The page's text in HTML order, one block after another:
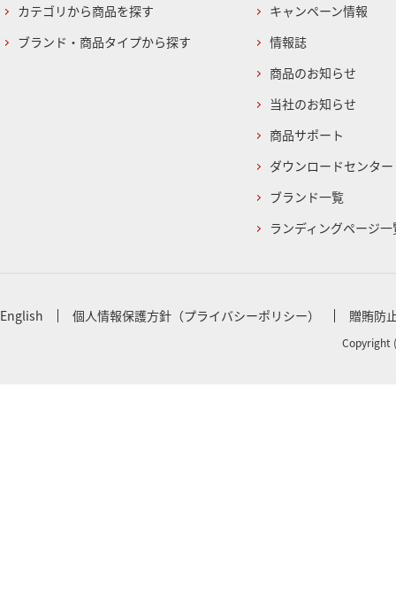
カテゴリから商品を探す
ブランド・商品タイプから探す
キャンペーン情報
情報誌
商品のお知らせ
当社のお知らせ
商品サポート
ダウンロードセンター
ブランド一覧
ランディングページ一
English 個人情報保護方針（プライバシーポリシー） 贈賄防
Copyright